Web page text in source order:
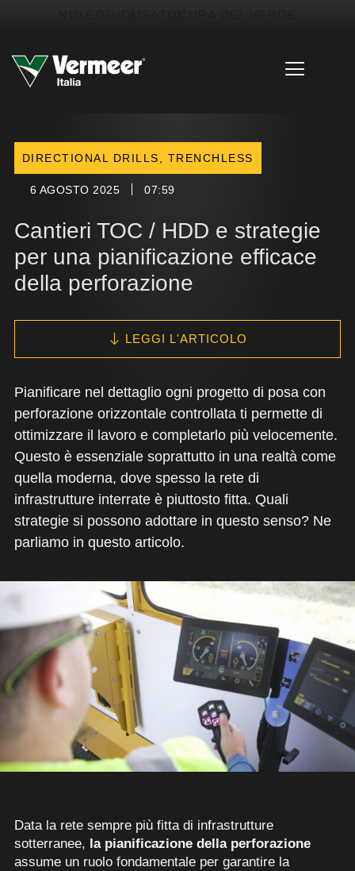
contenuto
DIRECTIONAL DRILLS TRENCHLESS
6 AGOSTO 2025 07:59
Cantieri TOC / HDD e strategie
per una pianificazione efficace
della perforazione
LEGGI L'ARTICOLO
Pianificare nel dettaglio ogni progetto di posa con
perforazione orizzontale controllata ti permette di
ottimizzare il lavoro e completarlo più velocemente.
Questo è essenziale soprattutto in una realtà come
quella moderna, dove spesso la rete di
infrastrutture interrate è piuttosto fitta. Quali
strategie si possono adottare in questo senso? Ne
parliamo in questo articolo.
Data la rete sempre più fitta di infrastrutture
sotterranee, la pianificazione della perforazione
assume un ruolo fondamentale per garantire la